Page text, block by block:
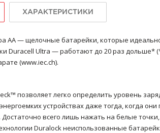
ХАРАКТЕРИСТИКИ
AA — щелочные батарейки, которые
Duracell Ultra — работают до 20 раз дольше*
(www.iec.ch).
позволяет легко определить уровень
устройствах даже тогда, когда
Достаточно всего лишь нажать на белые
Duralock неиспользованные